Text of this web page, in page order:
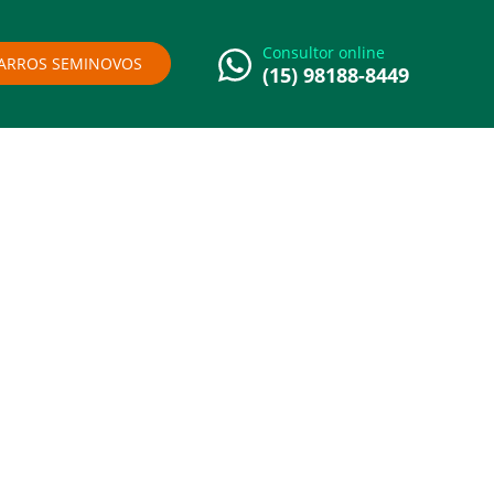
SEMINOVOS
Consultor online
(15) 98188-8449